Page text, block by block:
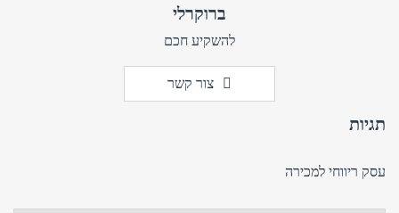
ברוקרלי
להשקיע חכם
צור קשר
תגיות
עסק ריווחי למכירה